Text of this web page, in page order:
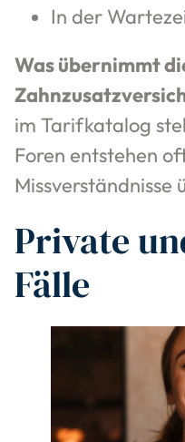
In der
Was übernimmt
im Tarifkatalog
Foren entstehen
Missverständnisse
Private
Fälle